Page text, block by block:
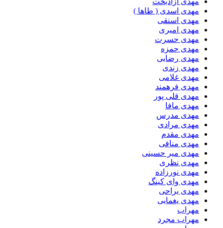
مهدی اسدی ( طاها )
مهدی اسنقی
مهدی امیری
مهدی حسرت
مهدی حمزه
مهدی رضایی
مهدی زندی
مهدی غلامی
مهدی فرهمند
مهدی قلی پور
مهدی مافا
مهدی مدرس
مهدی مرادی
مهدی مقدم
مهدی منافی
مهدی میر حسینی
مهدی نظری
مهدی نورزاده
مهدی وای کینگ
مهدی یراحی
مهدی یغمایی
مهراب
مهراب مجرد